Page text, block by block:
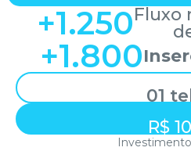
+1.250Fluxo
+1.800
01
R$